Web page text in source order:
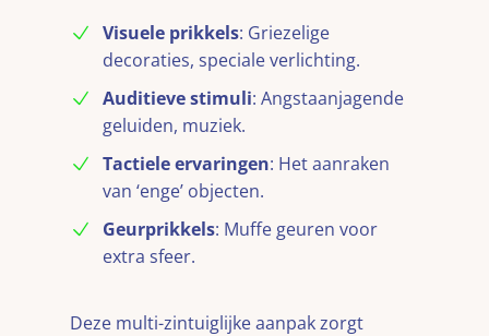
Visuele prikkels: Griezelige
decoraties, speciale verlichting.
Auditieve stimuli: Angstaanjagende
geluiden, muziek.
Tactiele ervaringen: Het aanraken
van ‘enge’ objecten.
Geurprikkels: Muffe geuren voor
extra sfeer.
Deze multi-zintuiglijke aanpak zorgt